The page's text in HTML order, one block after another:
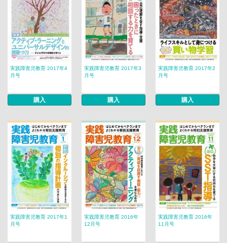
実践障害児教育 2017年4
月号
購入
実践障害児教育 2017年3
月号
購入
実践障害児教育 2017年2
月号
購入
実践障害児教育 2017年1
月号
実践障害児教育 2016年
12月号
実践障害児教育 2016年
11月号